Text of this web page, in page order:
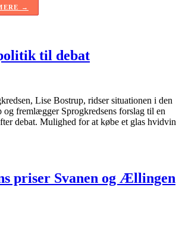
→
til debat
Lise Bostrup, ridser situationen i den
og fremlægger Sprogkredsens forslag til en
debat. Mulighed for at købe et glas hvidvin
priser Svanen og Ællingen